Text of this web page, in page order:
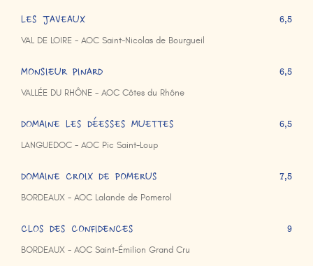
LES JAVEAUX
VAL DE LOIRE - AOC Saint-Nicolas de Bourgueil
6,5
MONSIEUR PINARD
VALLÉE DU RHÔNE - AOC Côtes du Rhône
6,5
DOMAINE LES DÉESSES MUETTES
LANGUEDOC - AOC Pic Saint-Loup
6,5
DOMAINE CROIX DE POMERUS
BORDEAUX - AOC Lalande de Pomerol
7,5
CLOS DES CONFIDENCES
BORDEAUX - AOC Saint-Émilion Grand Cru
9